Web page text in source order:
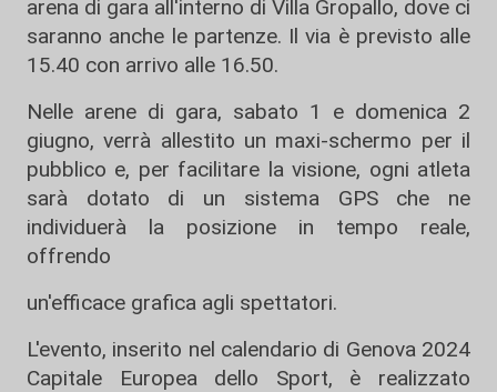
arena di gara all'interno di Villa Gropallo, dove ci
saranno anche le partenze. Il via è previsto alle
15.40 con arrivo alle 16.50.
Nelle arene di gara, sabato 1 e domenica 2
giugno, verrà allestito un maxi-schermo per il
pubblico e, per facilitare la visione, ogni atleta
sarà dotato di un sistema GPS che ne
individuerà la posizione in tempo reale,
offrendo
un'efficace grafica agli spettatori.
L'evento, inserito nel calendario di Genova 2024
Capitale Europea dello Sport, è realizzato